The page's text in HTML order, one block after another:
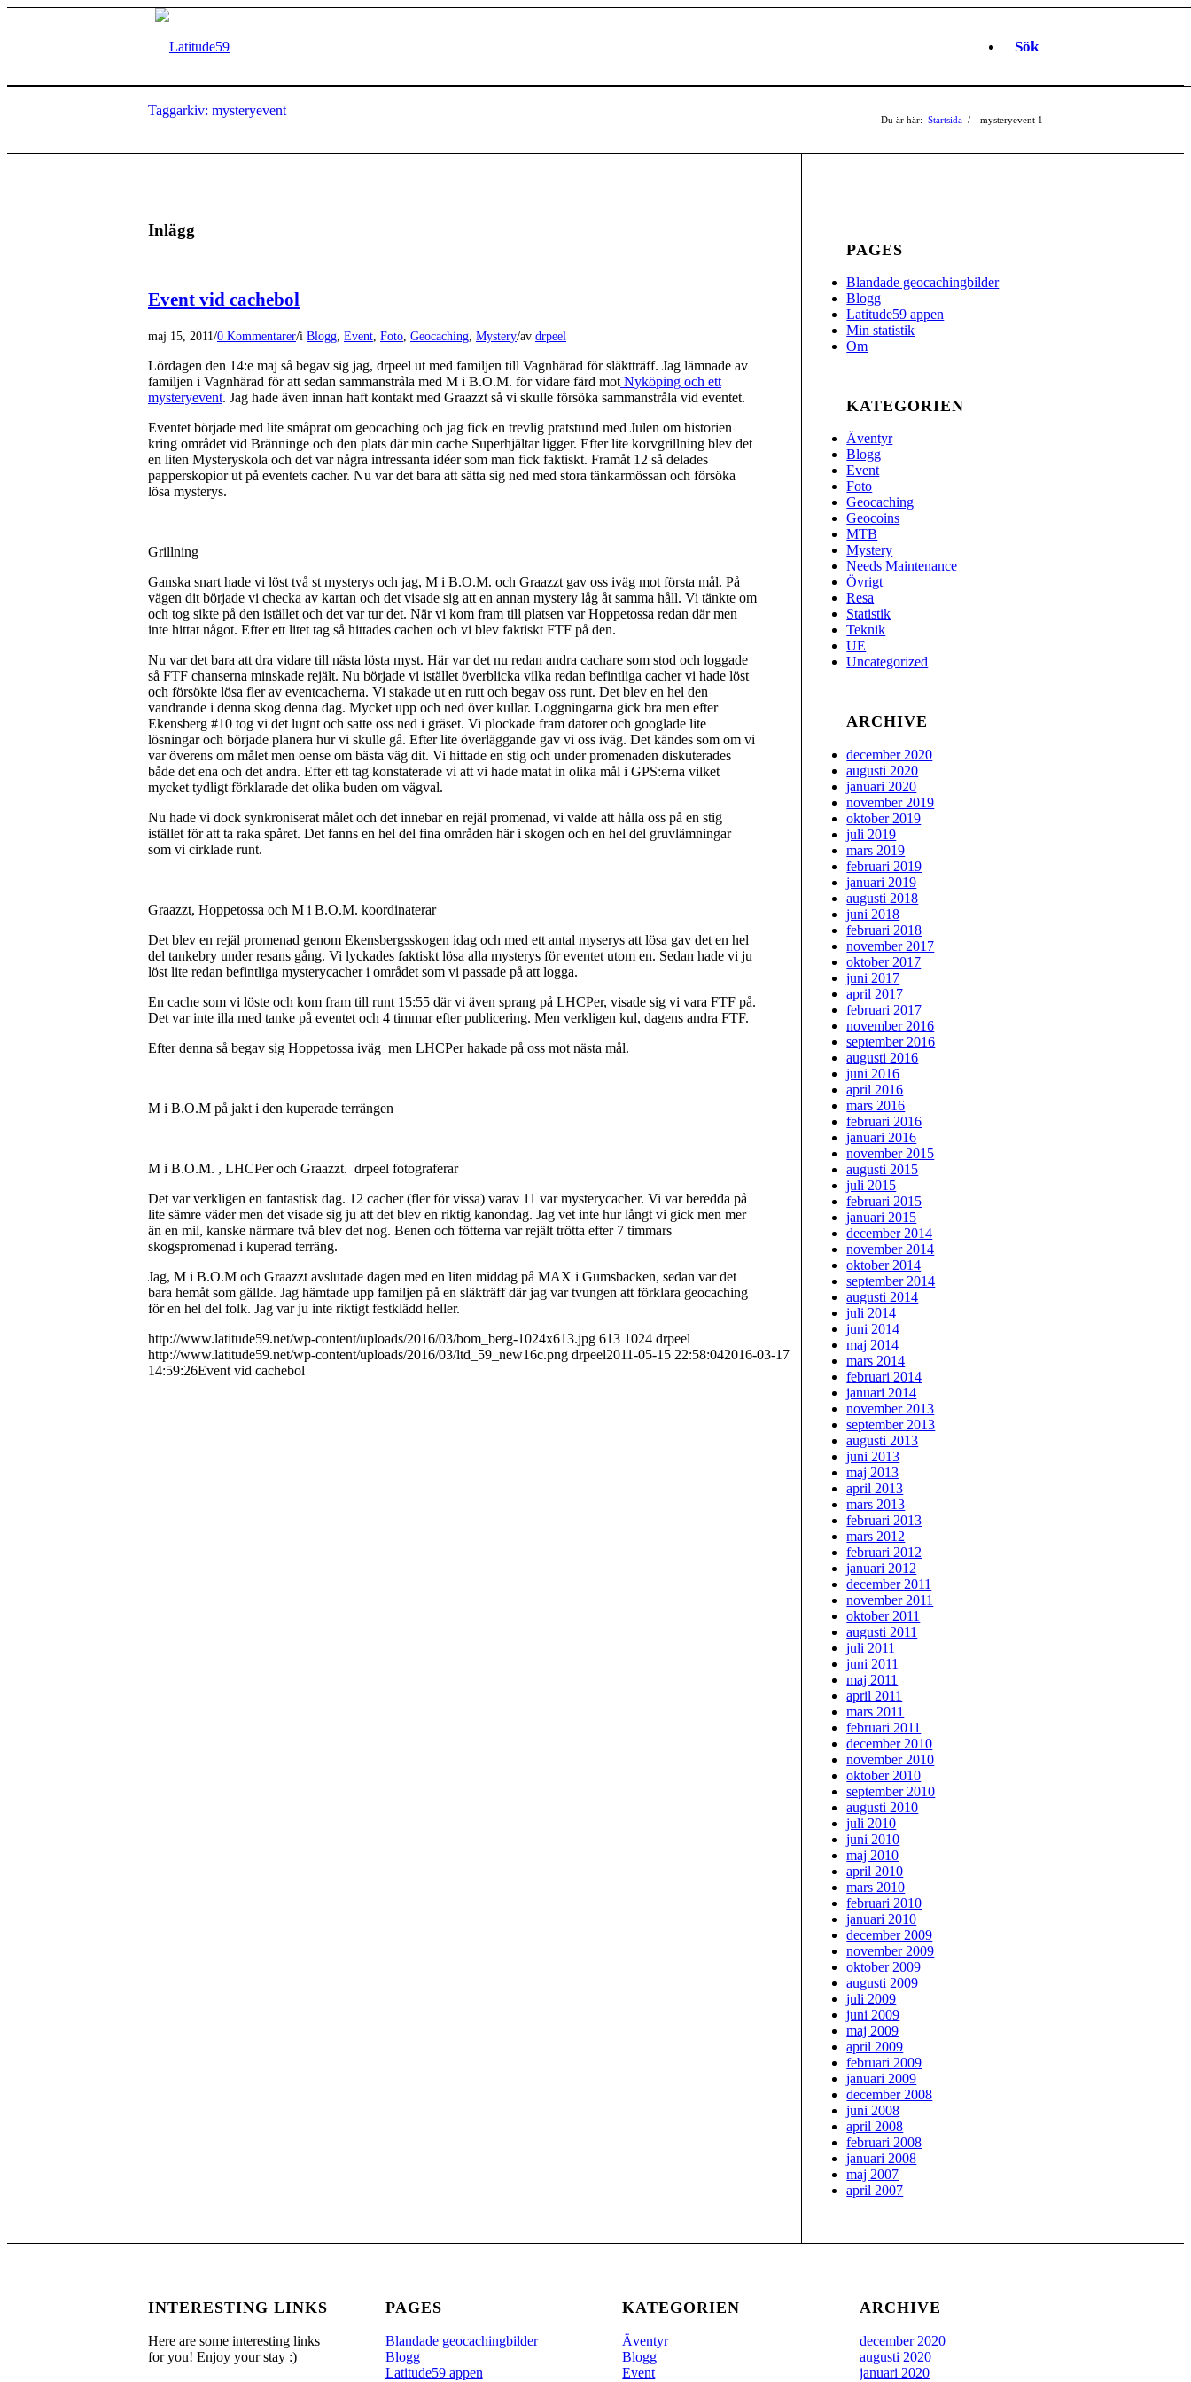
Sök
Taggarkiv: mysteryevent
Du är här: Startsida 1
/ mysteryevent
Inlägg
Event vid cachebol
maj 15, 2011/0 Kommentarer/i Blogg Event Foto Geocaching Mystery/av drpeel
Lördagen den 14:e maj så begav sig jag, drpeel ut med familjen till Vagnhärad för släktträff. Jag lämnade av
familjen i Vagnhärad för att sedan sammanstråla med M i B.O.M. för vidare färd mot Nyköping och ett
mysteryevent. Jag hade även innan haft kontakt med Graazzt så vi skulle försöka sammanstråla vid eventet.
Eventet började med lite småprat om geocaching och jag fick en trevlig pratstund med Julen om historien
kring området vid Bränninge och den plats där min cache Superhjältar ligger. Efter lite korvgrillning blev det
en liten Mysteryskola och det var några intressanta idéer som man fick faktiskt. Framåt 12 så delades
papperskopior ut på eventets cacher. Nu var det bara att sätta sig ned med stora tänkarmössan och försöka
lösa mysterys.
Grillning
Ganska snart hade vi löst två st mysterys och jag, M i B.O.M. och Graazzt gav oss iväg mot första mål. På
vägen dit började vi checka av kartan och det visade sig att en annan mystery låg åt samma håll. Vi tänkte om
och tog sikte på den istället och det var tur det. När vi kom fram till platsen var Hoppetossa redan där men
inte hittat något. Efter ett litet tag så hittades cachen och vi blev faktiskt FTF på den.
Nu var det bara att dra vidare till nästa lösta myst. Här var det nu redan andra cachare som stod och loggade
så FTF chanserna minskade rejält. Nu började vi istället överblicka vilka redan befintliga cacher vi hade löst
och försökte lösa fler av eventcacherna. Vi stakade ut en rutt och begav oss runt. Det blev en hel den
vandrande i denna skog denna dag. Mycket upp och ned över kullar. Loggningarna gick bra men efter
Ekensberg #10 tog vi det lugnt och satte oss ned i gräset. Vi plockade fram datorer och googlade lite
lösningar och började planera hur vi skulle gå. Efter lite överläggande gav vi oss iväg. Det kändes som om vi
var överens om målet men oense om bästa väg dit. Vi hittade en stig och under promenaden diskuterades
både det ena och det andra. Efter ett tag konstaterade vi att vi hade matat in olika mål i GPS:erna vilket
mycket tydligt förklarade det olika buden om vägval.
Nu hade vi dock synkroniserat målet och det innebar en rejäl promenad, vi valde att hålla oss på en stig
istället för att ta raka spåret. Det fanns en hel del fina områden här i skogen och en hel del gruvlämningar
som vi cirklade runt.
Graazzt, Hoppetossa och M i B.O.M. koordinaterar
Det blev en rejäl promenad genom Ekensbergsskogen idag och med ett antal myserys att lösa gav det en hel
del tankebry under resans gång. Vi lyckades faktiskt lösa alla mysterys för eventet utom en. Sedan hade vi ju
löst lite redan befintliga mysterycacher i området som vi passade på att logga.
En cache som vi löste och kom fram till runt 15:55 där vi även sprang på LHCPer, visade sig vi vara FTF på.
Det var inte illa med tanke på eventet och 4 timmar efter publicering. Men verkligen kul, dagens andra FTF.
Efter denna så begav sig Hoppetossa iväg men LHCPer hakade på oss mot nästa mål.
M i B.O.M på jakt i den kuperade terrängen
M i B.O.M. , LHCPer och Graazzt. drpeel fotograferar
Det var verkligen en fantastisk dag. 12 cacher (fler för vissa) varav 11 var mysterycacher. Vi var beredda på
lite sämre väder men det visade sig ju att det blev en riktig kanondag. Jag vet inte hur långt vi gick men mer
än en mil, kanske närmare två blev det nog. Benen och fötterna var rejält trötta efter 7 timmars
skogspromenad i kuperad terräng.
Jag, M i B.O.M och Graazzt avslutade dagen med en liten middag på MAX i Gumsbacken, sedan var det
bara hemåt som gällde. Jag hämtade upp familjen på en släkträff där jag var tvungen att förklara geocaching
för en hel del folk. Jag var ju inte riktigt festklädd heller.
http://www.latitude59.net/wp-content/uploads/2016/03/bom_berg-1024x613.jpg 613 1024 drpeel
http://www.latitude59.net/wp-content/uploads/2016/03/ltd_59_new16c.png drpeel2011-05-15 22:58:042016-03-17
14:59:26Event vid cachebol
PAGES
Blandade geocachingbilder
Blogg
Latitude59 appen
Min statistik
Om
KATEGORIEN
Äventyr
Blogg
Event
Foto
Geocaching
Geocoins
MTB
Mystery
Needs Maintenance
Övrigt
Resa
Statistik
Teknik
UE
Uncategorized
ARCHIVE
december 2020
augusti 2020
januari 2020
november 2019
oktober 2019
juli 2019
mars 2019
februari 2019
januari 2019
augusti 2018
juni 2018
februari 2018
november 2017
oktober 2017
juni 2017
april 2017
februari 2017
november 2016
september 2016
augusti 2016
juni 2016
april 2016
mars 2016
februari 2016
januari 2016
november 2015
augusti 2015
juli 2015
februari 2015
januari 2015
december 2014
november 2014
oktober 2014
september 2014
augusti 2014
juli 2014
juni 2014
maj 2014
mars 2014
februari 2014
januari 2014
november 2013
september 2013
augusti 2013
juni 2013
maj 2013
april 2013
mars 2013
februari 2013
mars 2012
februari 2012
januari 2012
december 2011
november 2011
oktober 2011
augusti 2011
juli 2011
juni 2011
maj 2011
april 2011
mars 2011
februari 2011
december 2010
november 2010
oktober 2010
september 2010
augusti 2010
juli 2010
juni 2010
maj 2010
april 2010
mars 2010
februari 2010
januari 2010
december 2009
november 2009
oktober 2009
augusti 2009
juli 2009
juni 2009
maj 2009
april 2009
februari 2009
januari 2009
december 2008
juni 2008
april 2008
februari 2008
januari 2008
maj 2007
april 2007
INTERESTING LINKS
Here are some interesting links
for you! Enjoy your stay :)
PAGES
Blandade geocachingbilder
Blogg
Latitude59 appen
KATEGORIEN
Äventyr
Blogg
Event
ARCHIVE
december 2020
augusti 2020
januari 2020